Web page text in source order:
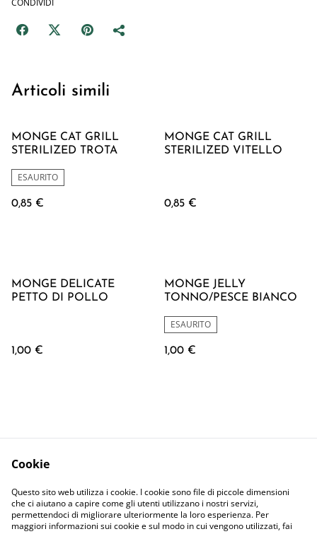
CONDIVIDI
Articoli simili
MONGE CAT GRILL
STERILIZED TROTA
ESAURITO
0,85 €
MONGE CAT GRILL
STERILIZED VITELLO
0,85 €
MONGE DELICATE
PETTO DI POLLO
1,00 €
MONGE JELLY
TONNO/PESCE BIANCO
ESAURITO
1,00 €
Privacy Policy
Cookie Policy
Cookie
Questo sito web utilizza i cookie. I cookie sono file di piccole dimensioni
che ci aiutano a capire come gli utenti utilizzano i nostri servizi,
permettendoci di migliorare ulteriormente la loro esperienza. Per
maggiori informazioni sui cookie e sul modo in cui vengono utilizzati, fai